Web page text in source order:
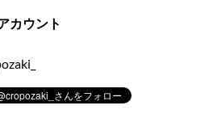
カウント